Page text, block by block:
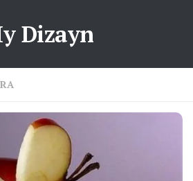
Dizayn